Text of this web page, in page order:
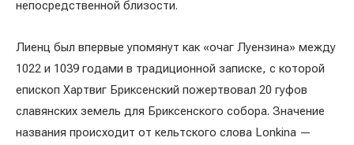
непосредственной близости.
Лиенц был впервые упомянут как «очаг Луензина» между
1022 и 1039 годами в традиционной записке, с которой
епископ Хартвиг Бриксенский пожертвовал 20 гуфов
славянских земель для Бриксенского собора. Значение
названия происходит от кельтского слова Lonkina —